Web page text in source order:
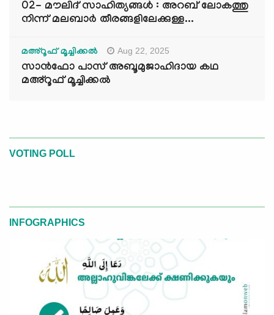
02- മൗലിദ് സാഹിത്യങ്ങൾ : അറബ് ലോകത്തു
നിന്ന് മലബാർ തീരങ്ങളിലേക്കുള്ള...
മഅ്റൂഫ് മൂച്ചിക്കല്‍ Aug 22, 2025
സാൻഫോ പാസ് അബൂമുജാഹിദായ കഥ
മഅ്റൂഫ് മൂച്ചിക്കല്‍
VOTING POLL
INFOGRAPHICS